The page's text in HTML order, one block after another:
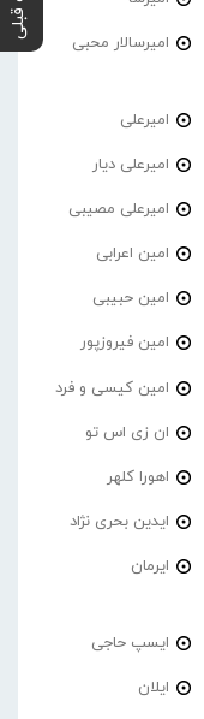
امیرسالار محبی
امیرعلی
امیرعلی دیار
امیرعلی مصیبی
امین اعرابی
امین حبیبی
امین فیروزپور
امین کیسی و فرد
ان زی اس تو
اهورا کلهر
ایدین بحری نژاد
ایرمان
ایسپ حاجی
ایلان